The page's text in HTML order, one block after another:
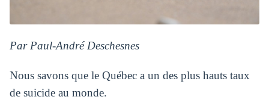
Par Paul-André Deschesnes
Nous savons que le Québec a un des plus hauts taux
de suicide au monde.